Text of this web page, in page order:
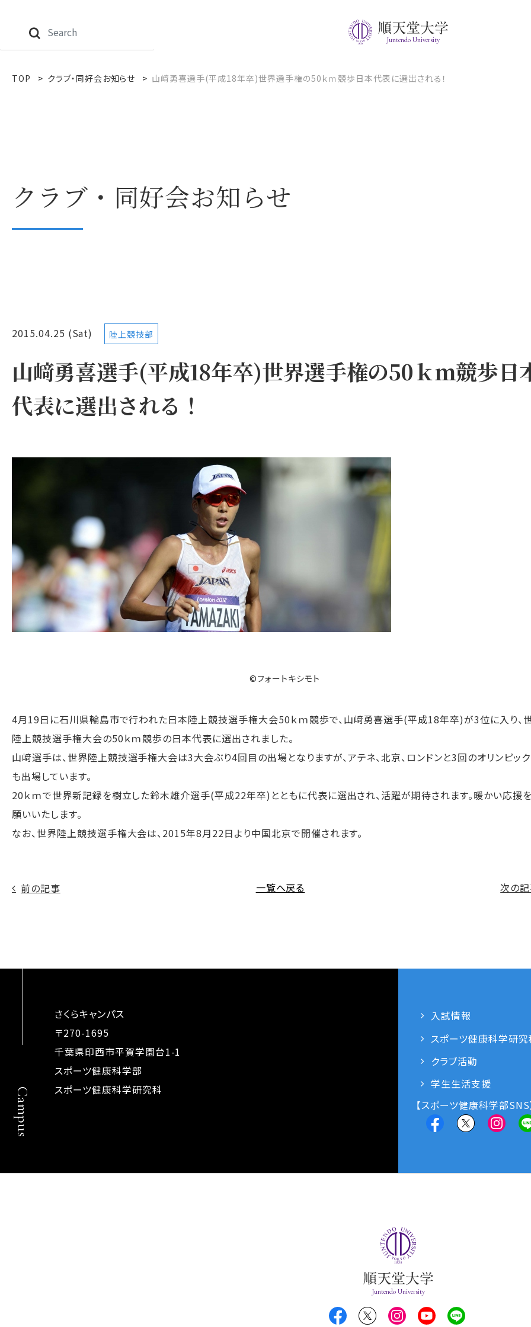
Juntendo University
TOP クラブ・同好会お知らせ 山﨑勇喜選手(平成18年卒)世界選手権の50ｋｍ競歩日本代表に選出される！
クラブ・同好会お知らせ
2015.04.25 (Sat) 陸上競技部
山﨑勇喜選手(平成18年卒)世界選手権の50ｋｍ競歩日
代表に選出される！
©フォートキシモト
4月19日に石川県輪島市で行われた日本陸上競技選手権大会50ｋｍ競歩で、山﨑勇喜選手(平成18年卒)が3位に入り、
陸上競技選手権大会の50ｋｍ競歩の日本代表に選出されました。
山﨑選手は、世界陸上競技選手権大会は3大会ぶり4回目の出場となりますが、アテネ、北京、ロンドンと3回のオリンピッ
も出場しています。
20ｋｍで世界新記録を樹立した鈴木雄介選手(平成22年卒)とともに代表に選出され、活躍が期待されます。暖かい応援
願いいたします。
なお、世界陸上競技選手権大会は、2015年8月22日より中国北京で開催されます。
前の記事 一覧へ戻る 次の
Campus
さくらキャンパス
〒270-1695
千葉県印西市平賀学園台1-1
スポーツ健康科学部
スポーツ健康科学研究科
入試情報
スポーツ健康科学研
クラブ活動
学生生活支援
【スポーツ健康科学部SNS
Juntendo University